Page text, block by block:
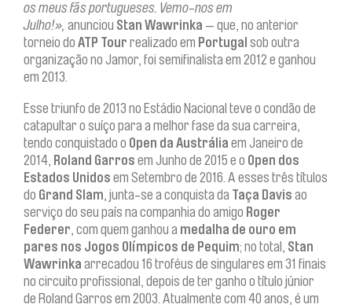
os meus fãs portugueses. Vemo-nos em
Julho!», anunciou Stan Wawrinka — que, no anterior
torneio do ATP Tour realizado em Portugal sob outra
organização no Jamor, foi semifinalista em 2012 e ganhou
em 2013.
Esse triunfo de 2013 no Estádio Nacional teve o condão de
catapultar o suíço para a melhor fase da sua carreira,
tendo conquistado o Open da Austrália em Janeiro de
2014, Roland Garros em Junho de 2015 e o Open dos
Estados Unidos em Setembro de 2016. A esses três títulos
do Grand Slam, junta-se a conquista da Taça Davis ao
serviço do seu país na companhia do amigo Roger
Federer, com quem ganhou a medalha de ouro em
pares nos Jogos Olímpicos de Pequim; no total, Stan
Wawrinka arrecadou 16 troféus de singulares em 31 finais
no circuito profissional, depois de ter ganho o título júnior
de Roland Garros em 2003. Atualmente com 40 anos, é um